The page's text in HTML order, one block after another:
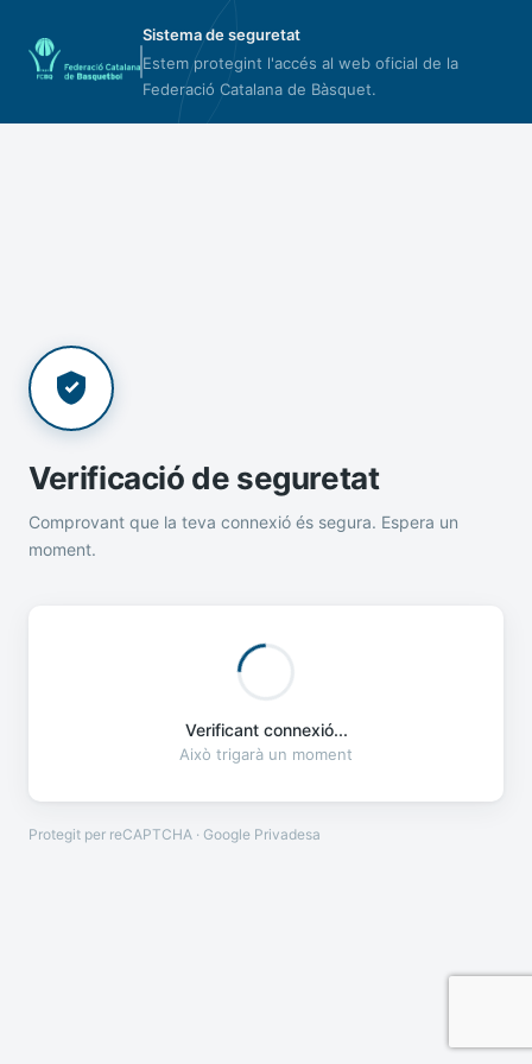
Sistema de seguretat
Estem protegint l'accés al web oficial de la
Federació Catalana de Bàsquet.
Verificació de seguretat
Comprovant que la teva connexió és segura. Espera un
moment.
Verificant connexió...
Això trigarà un moment
Protegit per reCAPTCHA · Google Privadesa